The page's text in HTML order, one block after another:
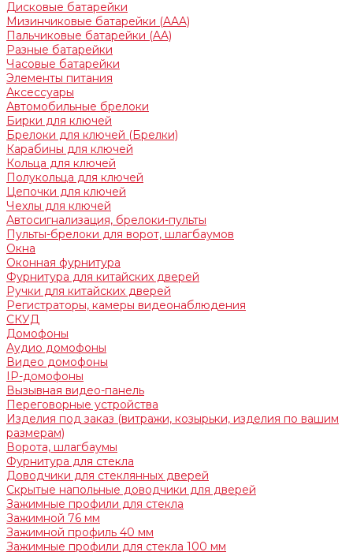
Дисковые батарейки
Мизинчиковые батарейки (AAA)
Пальчиковые батарейки (AA)
Разные батарейки
Часовые батарейки
Элементы питания
Аксессуары
Автомобильные брелоки
Бирки для ключей
Брелоки для ключей (Брелки)
Карабины для ключей
Кольца для ключей
Полукольца для ключей
Цепочки для ключей
Чехлы для ключей
Автосигнализация, брелоки-пульты
Пульты-брелоки для ворот, шлагбаумов
Окна
Оконная фурнитура
Фурнитура для китайских дверей
Ручки для китайских дверей
Регистраторы, камеры видеонаблюдения
СКУД
Домофоны
Аудио домофоны
Видео домофоны
IP-домофоны
Вызывная видео-панель
Переговорные устройства
Изделия под заказ (витражи, козырьки, изделия по вашим
размерам)
Ворота, шлагбаумы
Фурнитура для стекла
Доводчики для стеклянных дверей
Скрытые напольные доводчики для дверей
Зажимные профили для стекла
Зажимной 76 мм
Зажимной профиль 40 мм
Зажимные профили для стекла 100 мм